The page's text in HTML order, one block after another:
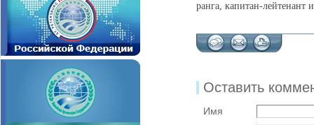
ранга, капитан-
Оставить
Имя